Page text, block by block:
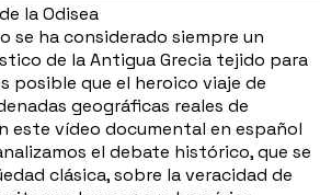
la Odisea
se ha considerado siempre un
de la Antigua Grecia tejido para
posible que el heroico viaje de
geográficas reales de
este vídeo documental en español
el debate histórico, que se
clásica, sobre la veracidad de